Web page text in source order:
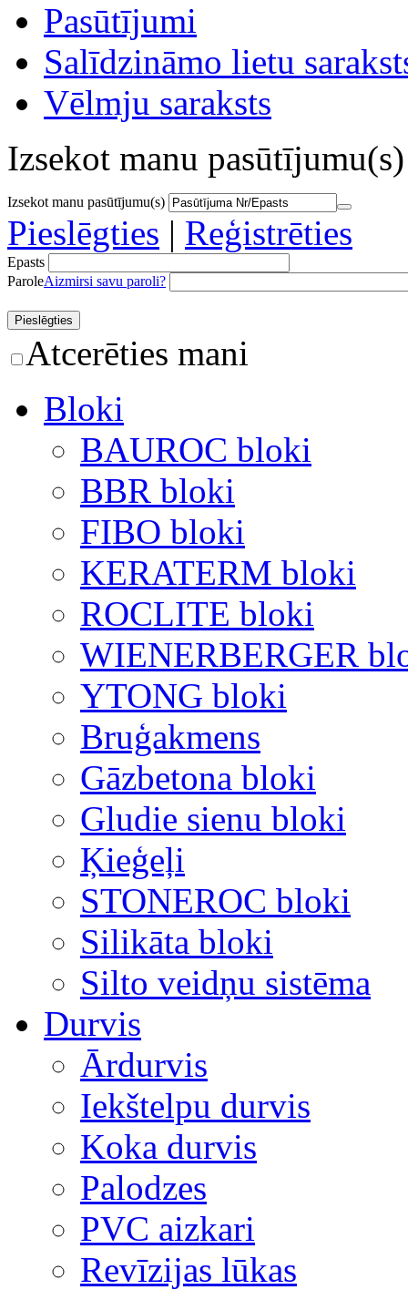
Pasūtījumi
Salīdzināmo lietu
Vēlmju saraksts
Izsekot manu pasūtījumu(s)
Izsekot manu pasūtījumu(s)
Pieslēgties | Reģistrēties
Epasts
ParoleAizmirsi savu paroli?
Atcerēties mani
Bloki
BAUROC bloki
BBR bloki
FIBO bloki
KERATERM bloki
ROCLITE bloki
WIENERBERGER
YTONG bloki
Bruģakmens
Gāzbetona bloki
Gludie sienu bloki
Ķieģeļi
STONEROC bloki
Silikāta bloki
Silto veidņu sistēma
Durvis
Ārdurvis
Iekštelpu durvis
Koka durvis
Palodzes
PVC aizkari
Revīzijas lūkas